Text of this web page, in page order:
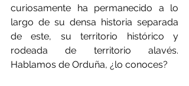
curiosamente ha permanecido a lo
largo de su densa historia separada
de este, su territorio histórico y
rodeada de territorio alavés.
Hablamos de Orduña, ¿lo conoces?